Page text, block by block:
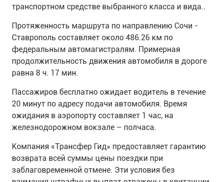
транспортном средстве выбранного класса и вида..
Протяженность маршрута по направлению Сочи -
Ставрополь составляет около 486.26 км по
федеральным автомагистралям. Примерная
продолжительность движения автомобиля в дороге
равна 8 ч. 17 мин.
Пассажиров бесплатно ожидает водитель в течение
20 минут по адресу подачи автомобиля. Время
ожидания в аэропорту составляет 1 час, на
железнодорожном вокзале – полчаса.
Компания «Трансфер Гид» предоставляет гарантию
возврата всей суммы цены поездки при
заблаговременной отмене. Эти условия без